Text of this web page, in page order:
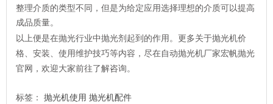
整理介质的类型不同，但是为给定应用选择理想的介质可以提高
成品质量。
以上便是在抛光行业中抛光剂起到的作用。更多关于抛光机价
格、安装、使用维护技巧等内容，尽在自动抛光机厂家宏帆抛光
官网，欢迎大家前往了解咨询。
标签： 抛光机使用 抛光机配件